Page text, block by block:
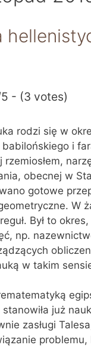
- (3 votes)
rodzi się w
i
rzemiosłem,
obecnej w
gotowe
W
Był to
np.
w takim
już
zasługi